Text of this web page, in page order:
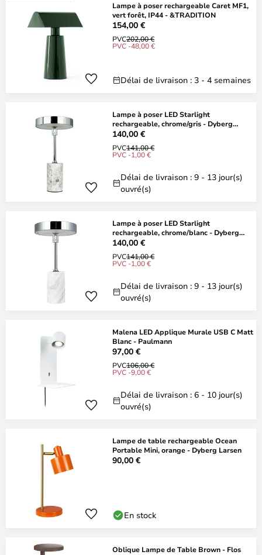
Lampe à poser rechargeable Caret MF1,
vert forêt, IP44 - &TRADITION
154,00 €
PVC202,00 €
PVC -48,00 €
Délai de livraison : 3 - 4 semaines
Lampe à poser LED Starlight
rechargeable, chrome/gris - Dyberg
Larsen
140,00 €
PVC141,00 €
PVC -1,00 €
Délai de livraison : 9 - 13 jour(s)
ouvré(s)
Lampe à poser LED Starlight
rechargeable, chrome/blanc - Dyberg
Larsen
140,00 €
PVC141,00 €
PVC -1,00 €
Délai de livraison : 9 - 13 jour(s)
ouvré(s)
Malena LED Applique Murale USB C Matt
Blanc - Paulmann
97,00 €
PVC106,00 €
PVC -9,00 €
Délai de livraison : 6 - 10 jour(s)
ouvré(s)
Lampe de table rechargeable Ocean
Portable Mini, orange - Dyberg Larsen
90,00 €
En stock
Oblique Lampe de Table Brown - Flos